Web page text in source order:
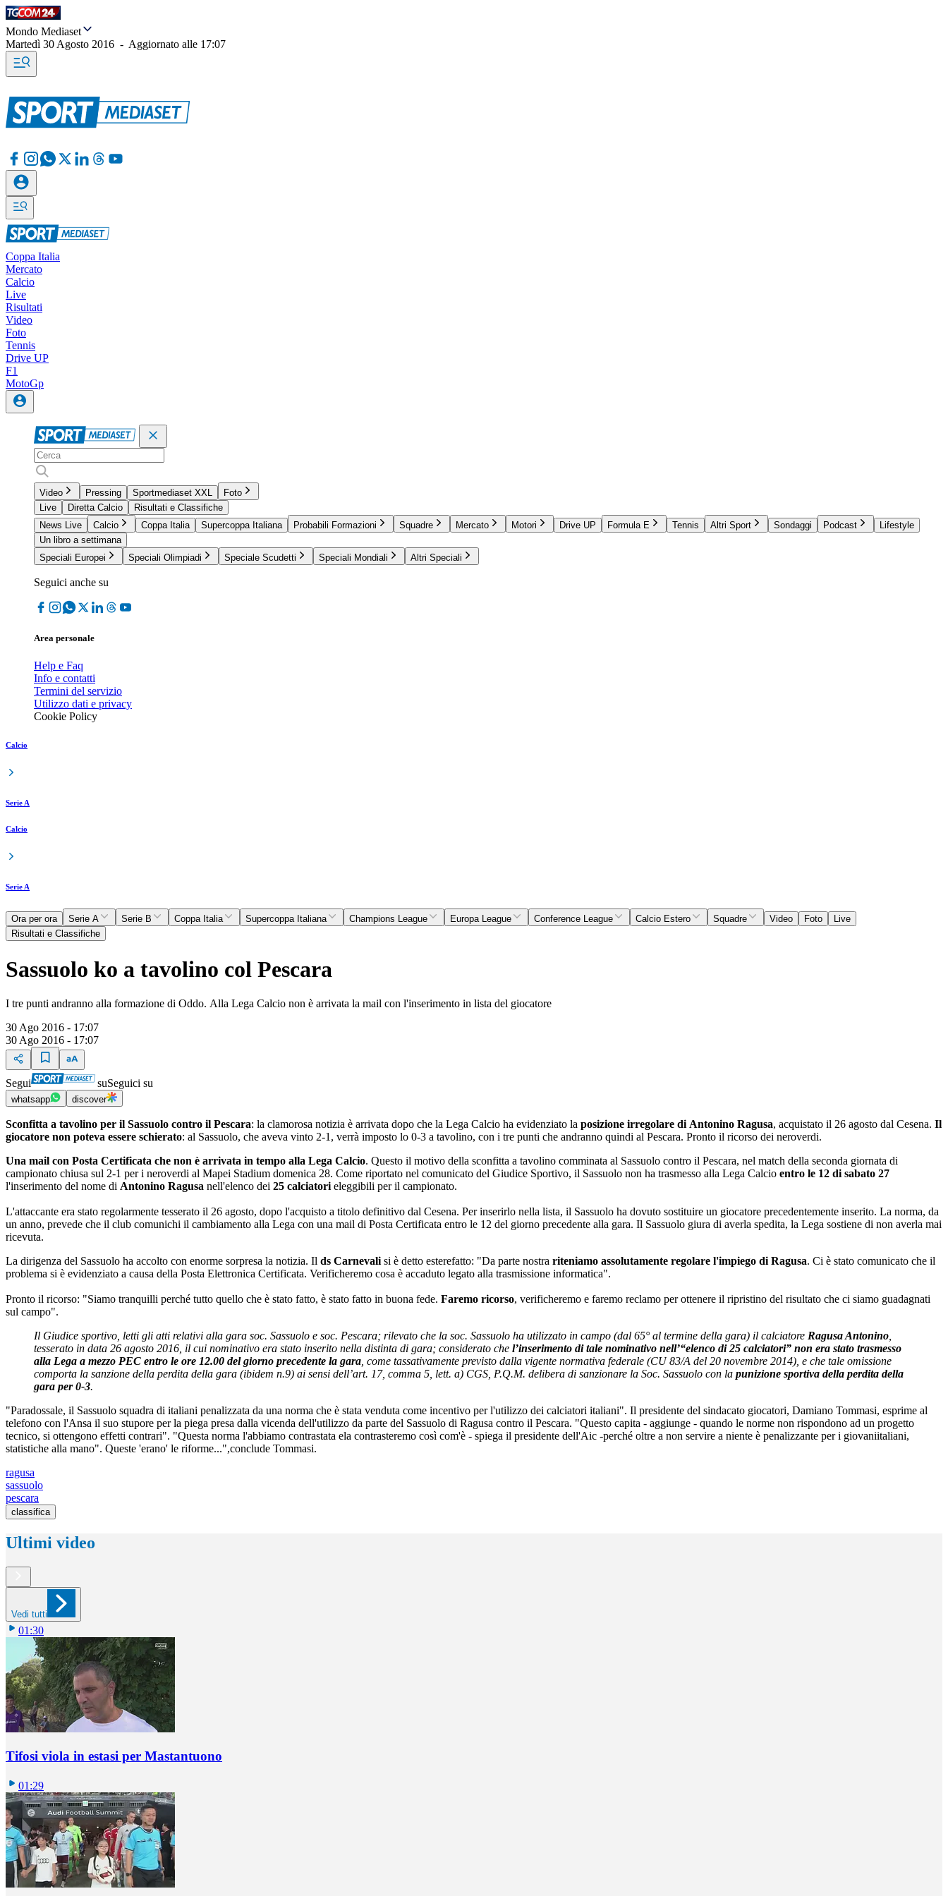
Mondo Mediaset
Martedì 30 Agosto 2016 - Aggiornato alle 17:07
Coppa Italia
Mercato
Calcio
Live
Risultati
Video
Foto
Tennis
Drive UP
F1
MotoGp
Video Pressing Sportmediaset XXL
Foto
Live
Diretta Calcio
Risultati e Classifiche
News Live
Calcio Coppa Italia Supercoppa Italiana Probabili Formazioni Squadre Mercato Motori Drive UP Formula E Tennis Altri Sport Sondaggi Podcast
Lifestyle
Un libro a settimana
Speciali Europei
Speciali Olimpiadi Speciale Scudetti Speciali Mondiali Altri Speciali
Seguici anche su
Area personale
Help e Faq
Info e contatti
Termini del servizio
Utilizzo dati e privacy
Cookie Policy
Calcio
Serie A
Calcio
Serie A
Ora per ora Serie A Serie B Coppa Italia Supercoppa Italiana Champions League Europa League Conference League Calcio Estero Squadre Video Foto
Live
Risultati e Classifiche
Sassuolo ko a tavolino col Pescara
I tre punti andranno alla formazione di Oddo. Alla Lega Calcio non è arrivata la mail con l'inserimento in lista del giocatore
30 Ago 2016 - 17:07
30 Ago 2016 - 17:07
Segui suSeguici su
whatsapp discover
Sconfitta a tavolino per il Sassuolo contro il Pescara: la clamorosa notizia è arrivata dopo che la Lega Calcio ha evidenziato la posizione irregolare di Antonino Ragusa, acquistato il 26 agosto dal Cesena. Il
giocatore non poteva essere schierato: al Sassuolo, che aveva vinto 2-1, verrà imposto lo 0-3 a tavolino, con i tre punti che andranno quindi al Pescara. Pronto il ricorso dei neroverdi.
Una mail con Posta Certificata che non è arrivata in tempo alla Lega Calcio. Questo il motivo della sconfitta a tavolino comminata al Sassuolo contro il Pescara, nel match della seconda giornata di
campionato chiusa sul 2-1 per i neroverdi al Mapei Stadium domenica 28. Come riportato nel comunicato del Giudice Sportivo, il Sassuolo non ha trasmesso alla Lega Calcio entro le 12 di sabato 27
l'inserimento del nome di Antonino Ragusa nell'elenco dei 25 calciatori eleggibili per il campionato.
L'attaccante era stato regolarmente tesserato il 26 agosto, dopo l'acquisto a titolo definitivo dal Cesena. Per inserirlo nella lista, il Sassuolo ha dovuto sostituire un giocatore precedentemente inserito. La norma, da
un anno, prevede che il club comunichi il cambiamento alla Lega con una mail di Posta Certificata entro le 12 del giorno precedente alla gara. Il Sassuolo giura di averla spedita, la Lega sostiene di non averla mai
ricevuta.
La dirigenza del Sassuolo ha accolto con enorme sorpresa la notizia. Il ds Carnevali si è detto esterefatto: "Da parte nostra riteniamo assolutamente regolare l'impiego di Ragusa. Ci è stato comunicato che il
problema si è evidenziato a causa della Posta Elettronica Certificata. Verificheremo cosa è accaduto legato alla trasmissione informatica".
Pronto il ricorso: "Siamo tranquilli perché tutto quello che è stato fatto, è stato fatto in buona fede. Faremo ricorso, verificheremo e faremo reclamo per ottenere il ripristino del risultato che ci siamo guadagnati
sul campo".
Il Giudice sportivo, letti gli atti relativi alla gara soc. Sassuolo e soc. Pescara; rilevato che la soc. Sassuolo ha utilizzato in campo (dal 65° al termine della gara) il calciatore Ragusa Antonino
tesserato in data 26 agosto 2016, il cui nominativo era stato inserito nella distinta di gara; considerato che l’inserimento di tale nominativo nell’“elenco di 25 calciatori” non era stato trasmesso
alla Lega a mezzo PEC entro le ore 12.00 del giorno precedente la gara , come tassativamente previsto dalla vigente normativa federale (CU 83/A del 20 novembre 2014), e che tale omissione
comporta la sanzione della perdita della gara (ibidem n.9) ai sensi dell’art. 17, comma 5, lett. a) CGS, P.Q.M. delibera di sanzionare la Soc. Sassuolo con la punizione sportiva della perdita della
gara per 0-3.
"Paradossale, il Sassuolo squadra di italiani penalizzata da una norma che è stata venduta come incentivo per l'utilizzo dei calciatori italiani". Il presidente del sindacato giocatori, Damiano Tommasi, esprime al
telefono con l'Ansa il suo stupore per la piega presa dalla vicenda dell'utilizzo da parte del Sassuolo di Ragusa contro il Pescara. "Questo capita - aggiunge - quando le norme non rispondono ad un progetto
tecnico, si ottengono effetti contrari". "Questa norma l'abbiamo contrastata ela contrasteremo così com'è - spiega il presidente dell'Aic -perché oltre a non servire a niente è penalizzante per i giovaniitaliani,
statistiche alla mano". Queste 'erano' le riforme...",conclude Tommasi.
ragusa
sassuolo
pescara
classifica
Ultimi video
Vedi tutti
01:30
Tifosi viola in estasi per Mastantuono
01:29